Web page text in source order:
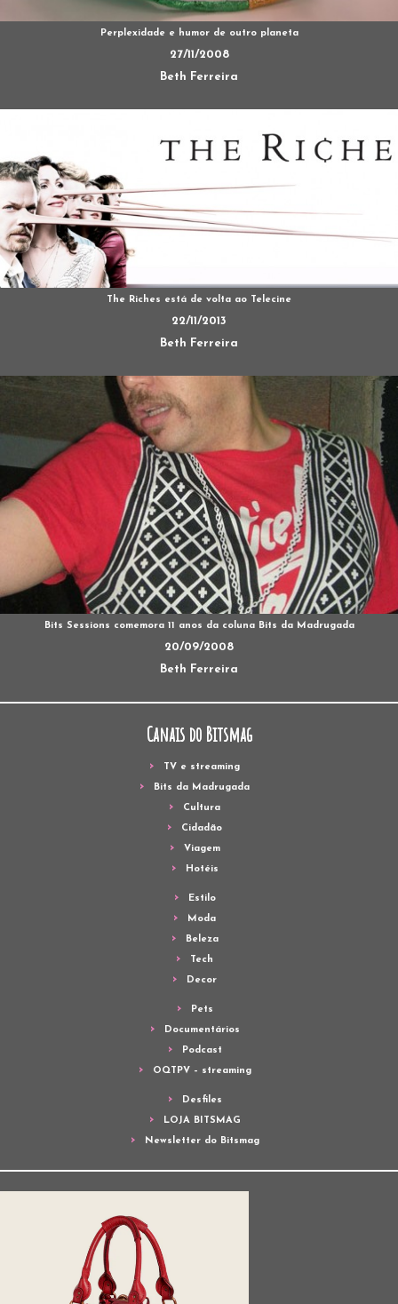
Perplexidade e humor de outro planeta
27/11/2008
Beth Ferreira
The Riches está de volta ao Telecine
22/11/2013
Beth Ferreira
Bits Sessions comemora 11 anos da coluna Bits da Madrugada
20/09/2008
Beth Ferreira
Canais do Bitsmag
TV e streaming
Bits da Madrugada
Cultura
Cidadão
Viagem
Hotéis
Estilo
Moda
Beleza
Tech
Decor
Pets
Documentários
Podcast
OQTPV – streaming
Desfiles
LOJA BITSMAG
Newsletter do Bitsmag